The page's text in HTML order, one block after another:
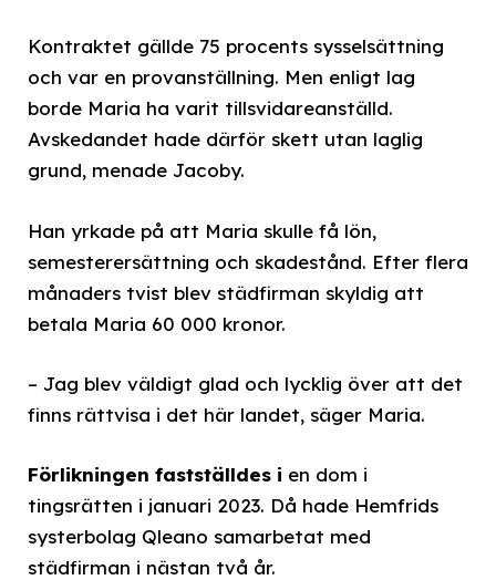
Kontraktet gällde 75 procents sysselsättning
och var en provanställning. Men enligt lag
borde Maria ha varit tillsvidareanställd.
Avskedandet hade därför skett utan laglig
grund, menade Jacoby.
Han yrkade på att Maria skulle få lön,
semesterersättning och skadestånd. Efter flera
månaders tvist blev städfirman skyldig att
betala Maria 60 000 kronor.
– Jag blev väldigt glad och lycklig över att det
finns rättvisa i det här landet, säger Maria.
Förlikningen fastställdes i en dom i
tingsrätten i januari 2023. Då hade Hemfrids
systerbolag Qleano samarbetat med
städfirman i nästan två år.